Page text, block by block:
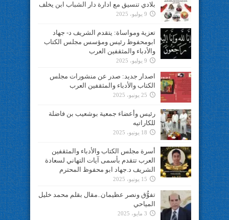
بلادي تنسيق مع ادارة دار الشباب ابن يخلف
9 يوليو، 2025
تعزية ومواساة: يتقدم الشريف د- جهاد
ابومحفوظ رئيس ومؤسس مجلس الكتاب
والأدباء والمثقفين العرب
9 يوليو، 2025
اصدار جديد: صدر عن منشورات مجلس
الكتاب والأدباء والمثقفين العرب
25 يونيو، 2025
رئيس وأعضاء جمعية بوشعيب بن فاضلة
للكاراتيه
18 يونيو، 2025
أسرة مجلس الكتاب والأدباء والمثقفين
العرب تتقدم بأسمى آيات التهاني لسعادة
الشريف د.جهاد ابو محفوظ المحترم
15 يونيو، 2025
تفوُّق ونصر عظيمان..مقال بقلم محمد خليل
المياحي
3 مايو، 2025